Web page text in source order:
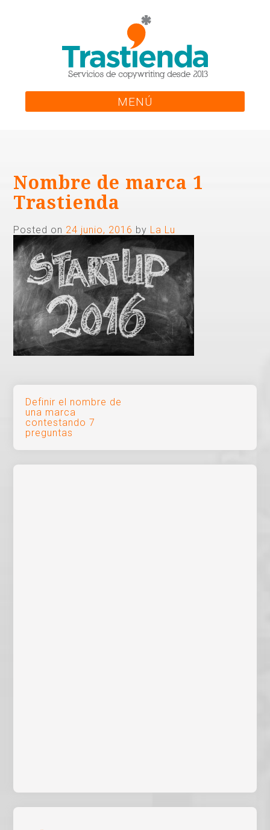
MENÚ
Nombre de marca 1
Trastienda
Posted on 24 junio, 2016 by La Lu
Navegación
de
entradas
Definir el nombre de
una marca
contestando 7
preguntas